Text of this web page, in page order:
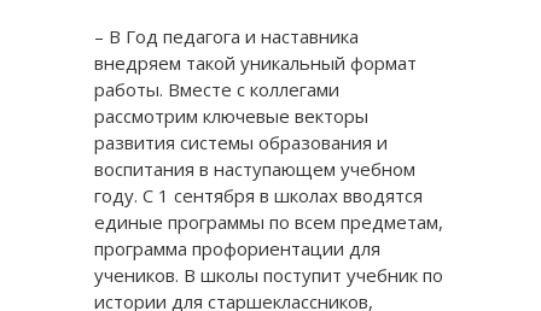
– В Год педагога и наставника
внедряем такой уникальный формат
работы. Вместе с коллегами
рассмотрим ключевые векторы
развития системы образования и
воспитания в наступающем учебном
году. С 1 сентября в школах вводятся
единые программы по всем предметам,
программа профориентации для
учеников. В школы поступит учебник по
истории для старшеклассников,